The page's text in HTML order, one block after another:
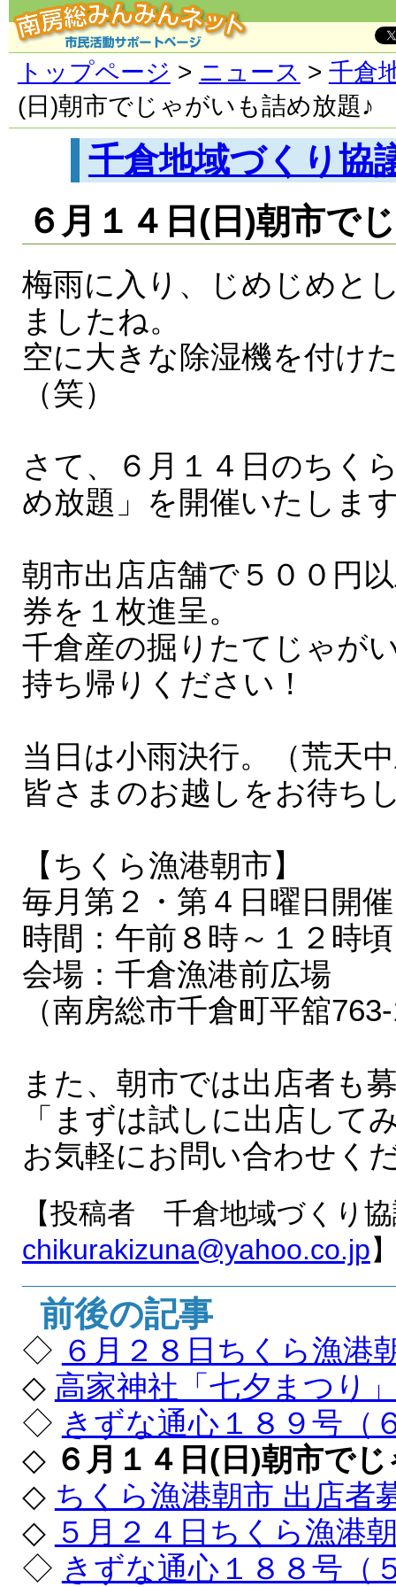
トップページ > ニュース > 千倉
(日)朝市でじゃがいも詰め放題♪
千倉地域づくり協
６月１４日(日)朝市で
梅雨に入り、じめじめと
ましたね。
空に大きな除湿機を付け
（笑）
さて、６月１４日のちく
め放題」を開催いたしま
朝市出店店舗で５００円
券を１枚進呈。
千倉産の掘りたてじゃが
持ち帰りください！
当日は小雨決行。（荒天
皆さまのお越しをお待ち
【ちくら漁港朝市】
毎月第２・第４日曜日開催
時間：午前８時～１２時頃
会場：千倉漁港前広場
（南房総市千倉町平舘
また、朝市では出店者も
「まずは試しに出店して
お気軽にお問い合わせく
【投稿者 千倉地域づくり
chikurakizuna@yahoo.co.jp
前後の記事
◇ ６月２８日ちくら漁
◇ 高家神社「七夕まつり
◇ きずな通心１８９号（
◇ ６月１４日(日)朝市で
◇ ちくら漁港朝市 出店者
◇ ５月２４日ちくら漁港
◇ きずな通心１８８号（